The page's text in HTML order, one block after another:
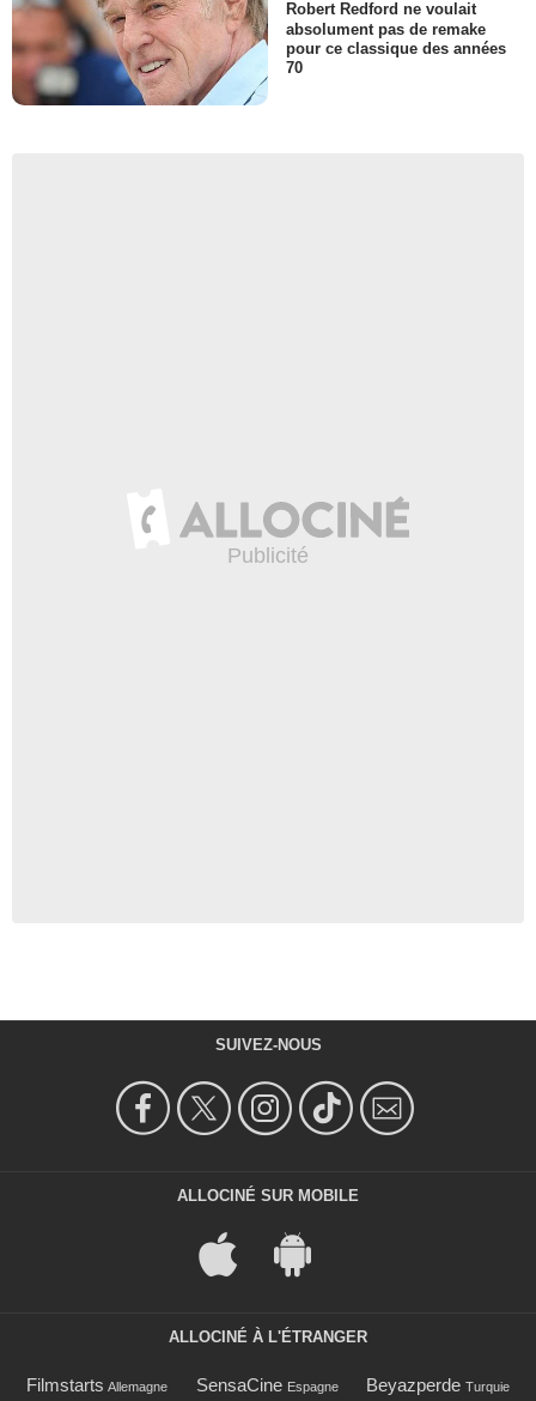
Robert Redford ne voulait
absolument pas de remake
pour ce classique des années
70
SUIVEZ-NOUS
ALLOCINÉ SUR MOBILE
ALLOCINÉ À L'ÉTRANGER
Filmstarts Allemagne SensaCine Espagne Beyazperde Turquie